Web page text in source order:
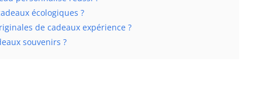
écologiques ?
de cadeaux expérience ?
souvenirs ?